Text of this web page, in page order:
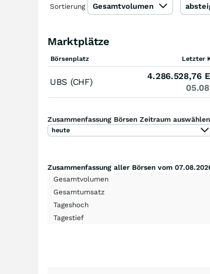
Sortierung Gesamtvolumen
Marktplätze
Börsenplatz Letzter
UBS (CHF)
4.286.528,76
Zusammenfassung Börsen Zeitraum
heute
Zusammenfassung aller Börsen vom
Gesamtvolumen
Gesamtumsatz
Tageshoch
Tagestief